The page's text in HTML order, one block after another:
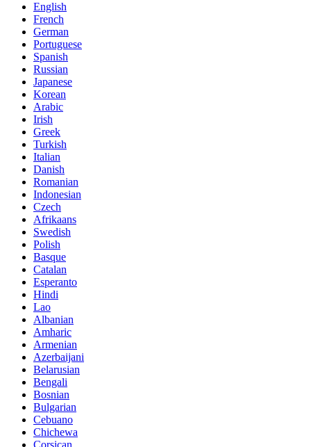
English
French
German
Portuguese
Spanish
Russian
Japanese
Korean
Arabic
Irish
Greek
Turkish
Italian
Danish
Romanian
Indonesian
Czech
Afrikaans
Swedish
Polish
Basque
Catalan
Esperanto
Hindi
Lao
Albanian
Amharic
Armenian
Azerbaijani
Belarusian
Bengali
Bosnian
Bulgarian
Cebuano
Chichewa
Corsican